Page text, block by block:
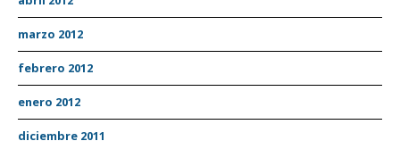
marzo 2012
febrero 2012
enero 2012
diciembre 2011